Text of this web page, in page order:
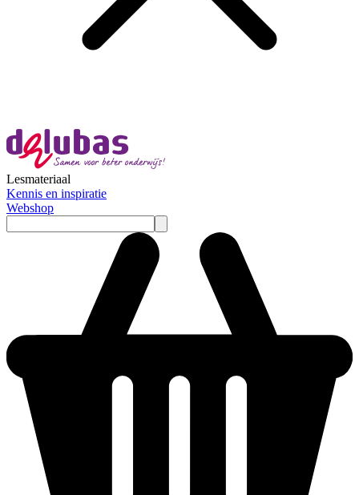
Lesmateriaal
Kennis en inspiratie
Webshop